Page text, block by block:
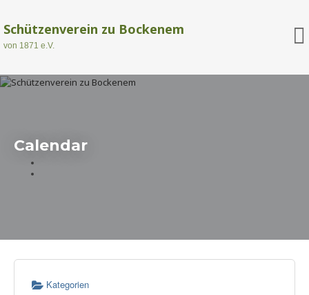
Schützenverein zu Bockenem
von 1871 e.V.
Calendar
Kategorien